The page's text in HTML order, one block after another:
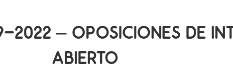
– OPOSICIONES DE
ABIERTO